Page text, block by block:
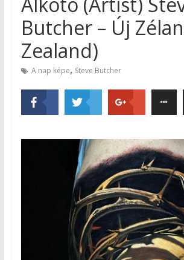
Butcher – Új
Zealand)
A nap képe, Steve Butcher